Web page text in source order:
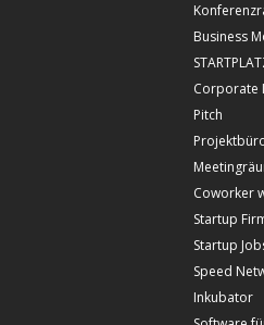
Business
Corporate
Pitch
Coworker
Startup
Startup
Speed
Inkubator